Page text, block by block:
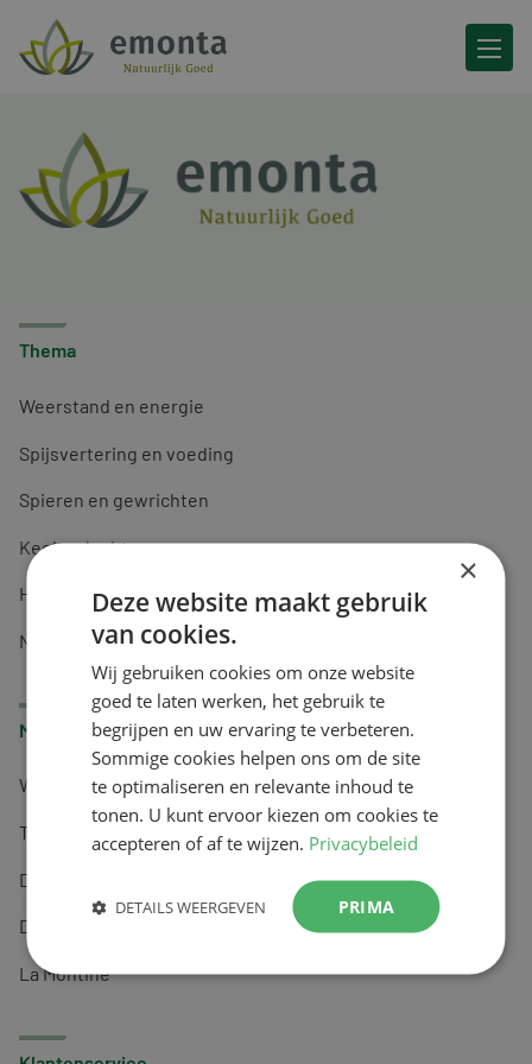
Ga naar de inhoud
Thema
Weerstand en energie
Spijsvertering en voeding
Spieren en gewrichten
Keel en luchtwegen
Huidverzorging
Nachtrust
Merken
Wapiti
Tai-Ginseng
Dermagíq
Draisma
La Montine
×
Deze website maakt gebruik
van cookies.
Wij gebruiken cookies om onze website
goed te laten werken, het gebruik te
begrijpen en uw ervaring te verbeteren.
Sommige cookies helpen ons om de site
te optimaliseren en relevante inhoud te
tonen. U kunt ervoor kiezen om cookies te
accepteren of af te wijzen. Privacybeleid
PRIMA
DETAILS WEERGEVEN